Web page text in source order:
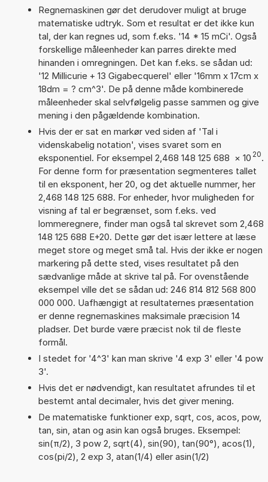
Regnemaskinen gør det derudover muligt at bruge
matematiske udtryk. Som et resultat er det ikke kun
tal, der kan regnes ud, som f.eks. '14 * 15 mCi'. Også
forskellige måleenheder kan parres direkte med
hinanden i omregningen. Det kan f.eks. se sådan ud:
'12 Millicurie + 13 Gigabecquerel' eller '16mm x 17cm x
18dm = ? cm^3'. De på denne måde kombinerede
måleenheder skal selvfølgelig passe sammen og give
mening i den pågældende kombination.
Hvis der er sat en markør ved siden af 'Tal i
videnskabelig notation', vises svaret som en
eksponentiel. For eksempel 2,468 148 125 688 × 10 20.
For denne form for præsentation segmenteres tallet
til en eksponent, her 20, og det aktuelle nummer, her
2,468 148 125 688. For enheder, hvor muligheden for
visning af tal er begrænset, som f.eks. ved
lommeregnere, finder man også tal skrevet som 2,468
148 125 688 E+20. Dette gør det især lettere at læse
meget store og meget små tal. Hvis der ikke er nogen
markering på dette sted, vises resultatet på den
sædvanlige måde at skrive tal på. For ovenstående
eksempel ville det se sådan ud: 246 814 812 568 800
000 000. Uafhængigt at resultaternes præsentation
er denne regnemaskines maksimale præcision 14
pladser. Det burde være præcist nok til de fleste
formål.
I stedet for '4^3' kan man skrive '4 exp 3' eller '4 pow
3'.
Hvis det er nødvendigt, kan resultatet afrundes til et
bestemt antal decimaler, hvis det giver mening.
De matematiske funktioner exp, sqrt, cos, acos, pow,
tan, sin, atan og asin kan også bruges. Eksempel:
sin(π/2), 3 pow 2, sqrt(4), sin(90), tan(90°), acos(1),
cos(pi/2), 2 exp 3, atan(1/4) eller asin(1/2)